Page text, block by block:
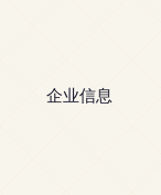
企业信息